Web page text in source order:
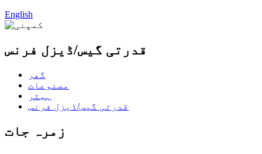
English
قدرتی گیس/ڈیزل فرنس
گھر
مصنوعات
ہیٹر
قدرتی گیس/ڈیزل فرنس
زمرہ جات